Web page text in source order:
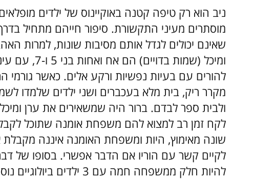
ניב הוא רק טיפה קטנה באוקיינוס של ילדים
מוסתרים מעיני התקשורת. סיפור חייהם מתחיל
שאינם יכולים לגדל אותם מסיבות שונות, למרות
ומיכל (שמות
להורים עם בעיות נפשיות ורקע אלים. כאשר גורמי
מקרר ריק, בית מלא בעכברים ושני ילדים שלמדו
ולבית ספר לבדם. ברור היה שמשאירים את ערן ומיכל
לקח זמן רב למצוא להם משפחת אומנה שתוכל
שונה מאימוץ, היות ומשפחת האומנה איננה מקבלת
לקיים קשר עם הוריו אם הדבר אפשרי. בסופו של
להיות חלק ממשפחה חמה עם 3 ילדים ביולוגיים נוספים שהפכו עבורם לאחים לכל דבר.